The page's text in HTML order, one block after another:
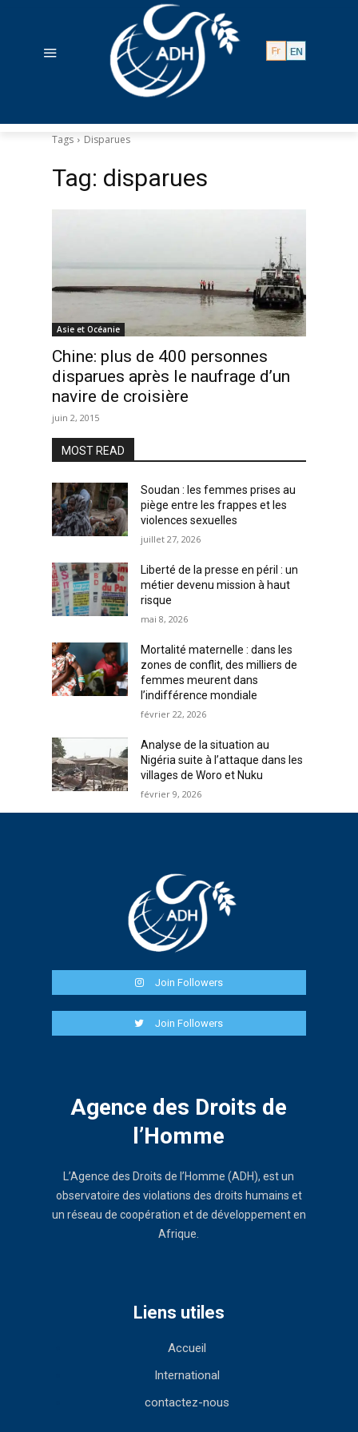
Tags Disparues
Tag: disparues
Asie et Océanie
Chine: plus de 400 personnes
disparues après le naufrage d’un
navire de croisière
juin 2, 2015
MOST READ
Soudan : les femmes prises au
piège entre les frappes et les
violences sexuelles
juillet 27, 2026
Liberté de la presse en péril : un
métier devenu mission à haut
risque
mai 8, 2026
Mortalité maternelle : dans les
zones de conflit, des milliers de
femmes meurent dans
l’indifférence mondiale
février 22, 2026
Analyse de la situation au
Nigéria suite à l’attaque dans les
villages de Woro et Nuku
février 9, 2026
Join Followers
Join Followers
Agence des Droits de
l’Homme
L’Agence des Droits de l’Homme (ADH), est un
observatoire des violations des droits humains et
un réseau de coopération et de développement en
Afrique.
Liens utiles
Accueil
International
contactez-nous